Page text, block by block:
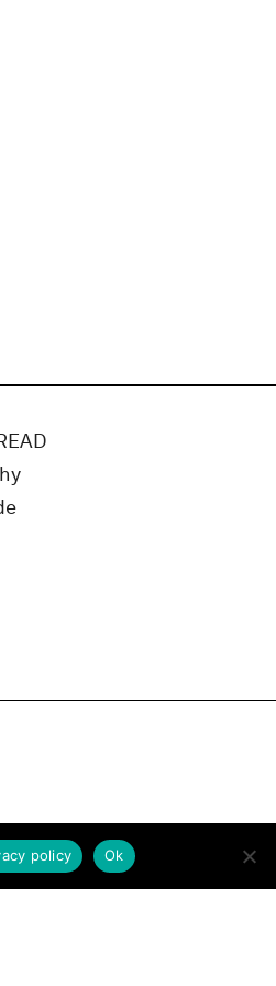
Ok
policy